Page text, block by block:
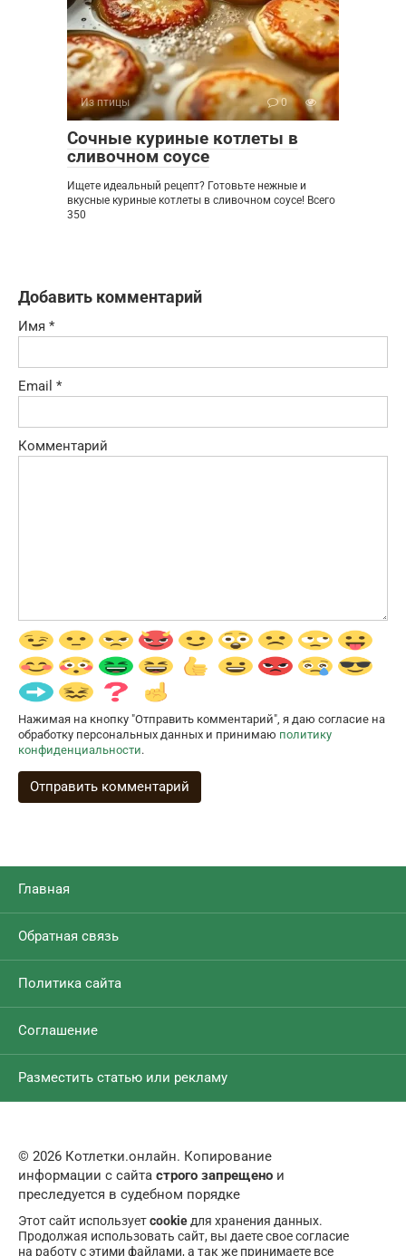
Из птицы 0
Сочные куриные котлеты в
сливочном соусе
Ищете идеальный рецепт? Готовьте нежные и
вкусные куриные котлеты в сливочном соусе! Всего
350
Добавить комментарий
Имя *
Email *
Комментарий
Нажимая на кнопку "Отправить комментарий", я даю согласие на
обработку персональных данных и принимаю политику
конфиденциальности.
Главная
Обратная связь
Политика сайта
Соглашение
Разместить статью или рекламу
© 2026 Котлетки.онлайн. Копирование
информации с сайта строго запрещено и
преследуется в судебном порядке
Этот сайт используетcookie для хранения данных.
Продолжая использовать сайт, вы даете свое согласие
на работу с этими файлами, а так же принимаете все